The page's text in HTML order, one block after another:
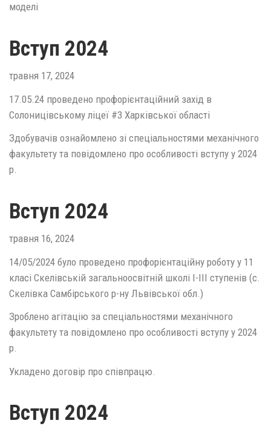
моделі
Вступ 2024
травня 17, 2024
17.05.24 проведено профорієнтаційний захід в
Солоницівському ліцеї #3 Харківської області
Здобувачів ознайомлено зі спеціальностями механічного
факультету та повідомлено про особливості вступу у 2024
р.
Вступ 2024
травня 16, 2024
14/05/2024 було проведено профорієнтаційну роботу у 11
класі Скелівській загальноосвітній школі І-ІІІ ступенів (с.
Скелівка Самбірського р-ну Львівської обл.)
Зроблено агітацію за спеціальностями механічного
факультету та повідомлено про особливості вступу у 2024
р.
Укладено договір про співпрацю.
Вступ 2024